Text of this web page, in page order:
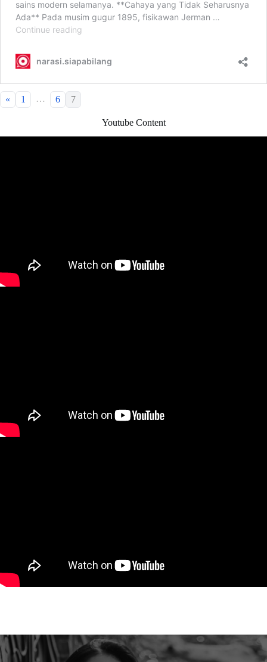
« 1 … 6 7
Youtube Content